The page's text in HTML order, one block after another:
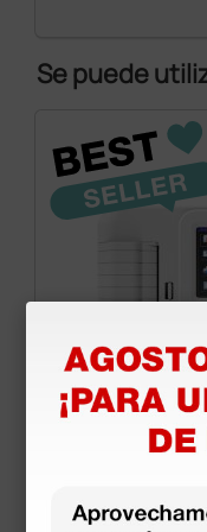
Se puede
derivaciones,